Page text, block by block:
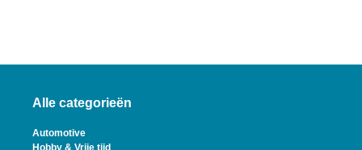
Alle categorieën
Automotive